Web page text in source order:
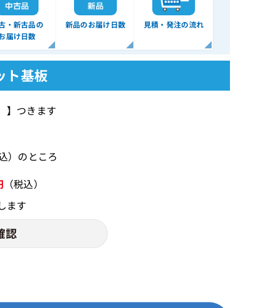
・新古品の
届け日数
新品のお届け日数 見積・発注の流れ
ト基板
つきます
）のところ
（税込）
ます